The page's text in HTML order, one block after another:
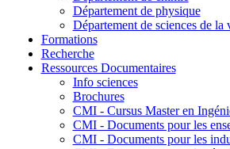
Département de physique
Département de sciences de la
Formations
Recherche
Ressources Documentaires
Info sciences
Brochures
CMI - Cursus Master en
CMI - Documents pour les
CMI - Documents pour les